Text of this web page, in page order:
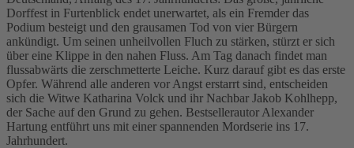
Dorffest in Furtenblick endet unerwartet, als ein Fremder das
Podium besteigt und den grausamen Tod von vier Bürgern
ankündigt. Um seinen unheilvollen Fluch zu stärken, stürzt er sich
über eine Klippe in den nahen Fluss. Am Tag danach findet man
flussabwärts die zerschmetterte Leiche. Kurz darauf gibt es das erste
Opfer. Während alle anderen vor Angst erstarrt sind, entscheiden
sich die Witwe Katharina Volck und ihr Nachbar Jakob Kohlhepp,
der Sache auf den Grund zu gehen. Bestsellerautor Alexander
Hartung entführt uns mit einer spannenden Mordserie ins 17.
Jahrhundert.